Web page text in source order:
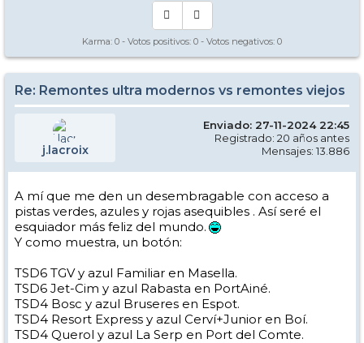
Karma: 0 - Votos positivos: 0 - Votos negativos: 0
Re: Remontes ultra modernos vs remontes viejos
j.lacroix
Enviado: 27-11-2024 22:45
Registrado: 20 años antes
Mensajes: 13.886
A mí que me den un desembragable con acceso a
pistas verdes, azules y rojas asequibles . Así seré el
esquiador más feliz del mundo.
Y como muestra, un botón:
TSD6 TGV y azul Familiar en Masella.
TSD6 Jet-Cim y azul Rabasta en PortAiné.
TSD4 Bosc y azul Bruseres en Espot.
TSD4 Resort Express y azul Cerví+Junior en Boí.
TSD4 Querol y azul La Serp en Port del Comte.